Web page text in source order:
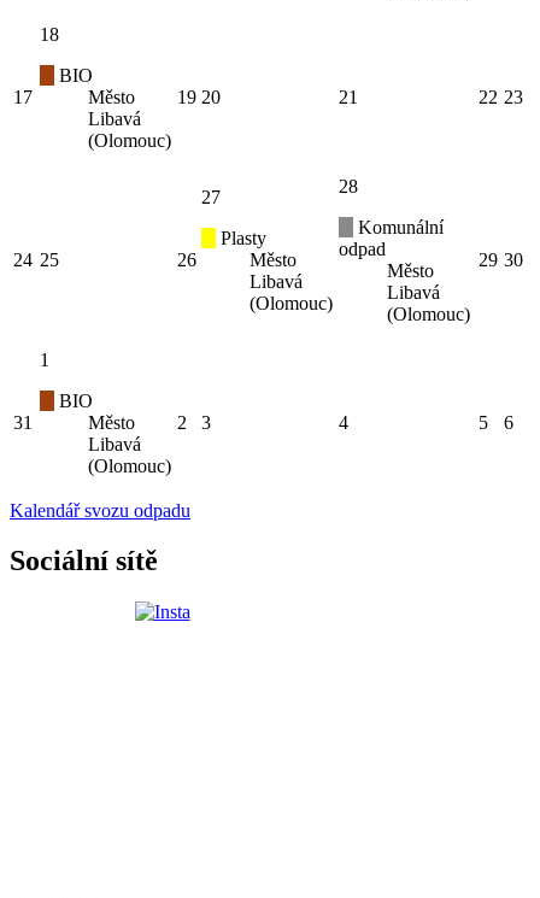
17
18
BIO
Město
Libavá
(Olomouc)
19 20 21 22 23
24 25 26
27
Plasty
Město
Libavá
(Olomouc)
28
Komunální
odpad
Město
Libavá
(Olomouc)
29 30
31
1
BIO
Město
Libavá
(Olomouc)
2 3 4 5 6
Kalendář svozu odpadu
Sociální sítě